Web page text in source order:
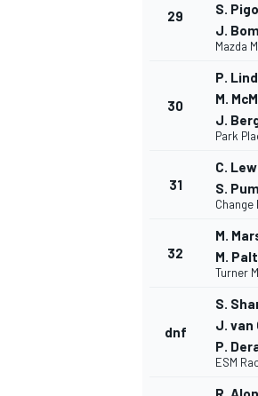
29
S.
J.
Mazda
30
P.
M.
J.
Park
31
C.
S.
Change
32
M.
M.
Turner
dnf
S.
J. van
P.
ESM